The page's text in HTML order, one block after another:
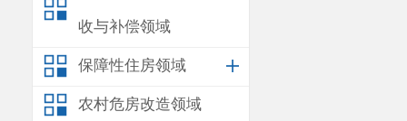
收与补偿领域
保障性住房领域
农村危房改造领域